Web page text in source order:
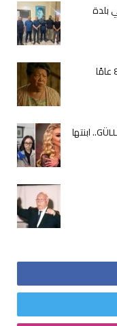
بلدة
تفاصيل صادمة في وفاة المغنية التركية GÜLLÜ.. ابنتها